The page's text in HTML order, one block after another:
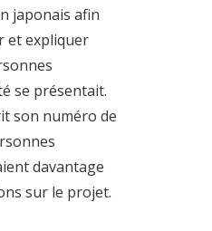
japonais afin
et expliquer
se présentait.
son numéro de
davantage
sur le projet.